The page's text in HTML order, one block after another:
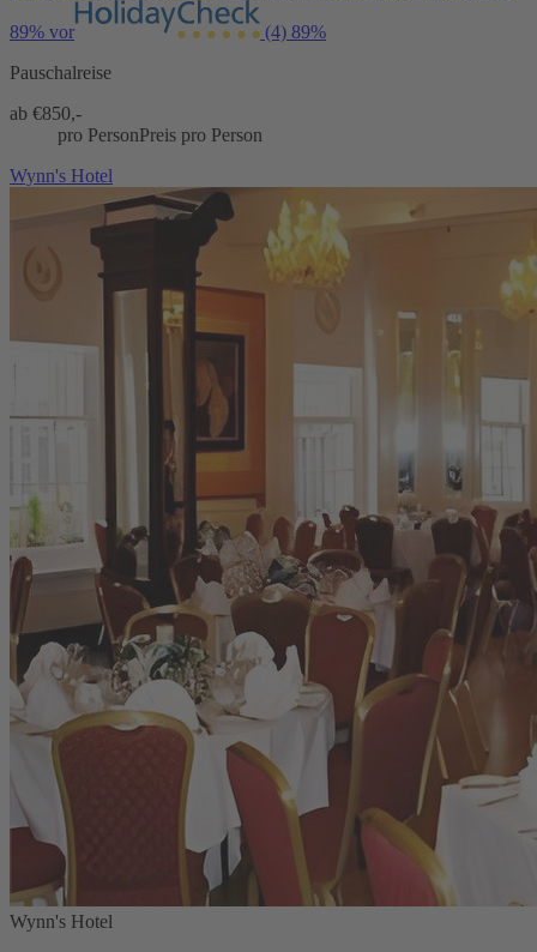
89% vor (4) 89%
Pauschalreise
ab €850,-
pro PersonPreis pro Person
Wynn's Hotel
Wynn's Hotel